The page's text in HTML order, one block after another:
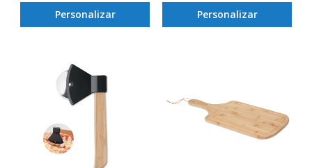
Personalizar Personalizar